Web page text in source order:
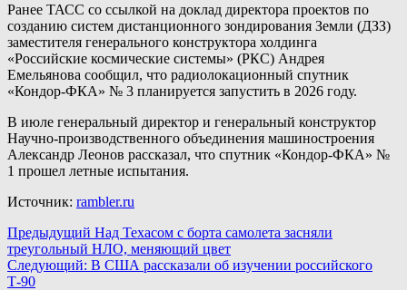
Ранее ТАСС со ссылкой на доклад директора проектов по
созданию систем дистанционного зондирования Земли (ДЗЗ)
заместителя генерального конструктора холдинга
«Российские космические системы» (РКС) Андрея
Емельянова сообщил, что радиолокационный спутник
«Кондор-ФКА» № 3 планируется запустить в 2026 году.
В июле генеральный директор и генеральный конструктор
Научно-производственного объединения машиностроения
Александр Леонов рассказал, что спутник «Кондор-ФКА» №
1 прошел летные испытания.
Источник: rambler.ru
Навигация
записи
Предыдущий Над Техасом с борта самолета засняли
треугольный НЛО, меняющий цвет
Следующий: В США рассказали об изучении российского
Т-90